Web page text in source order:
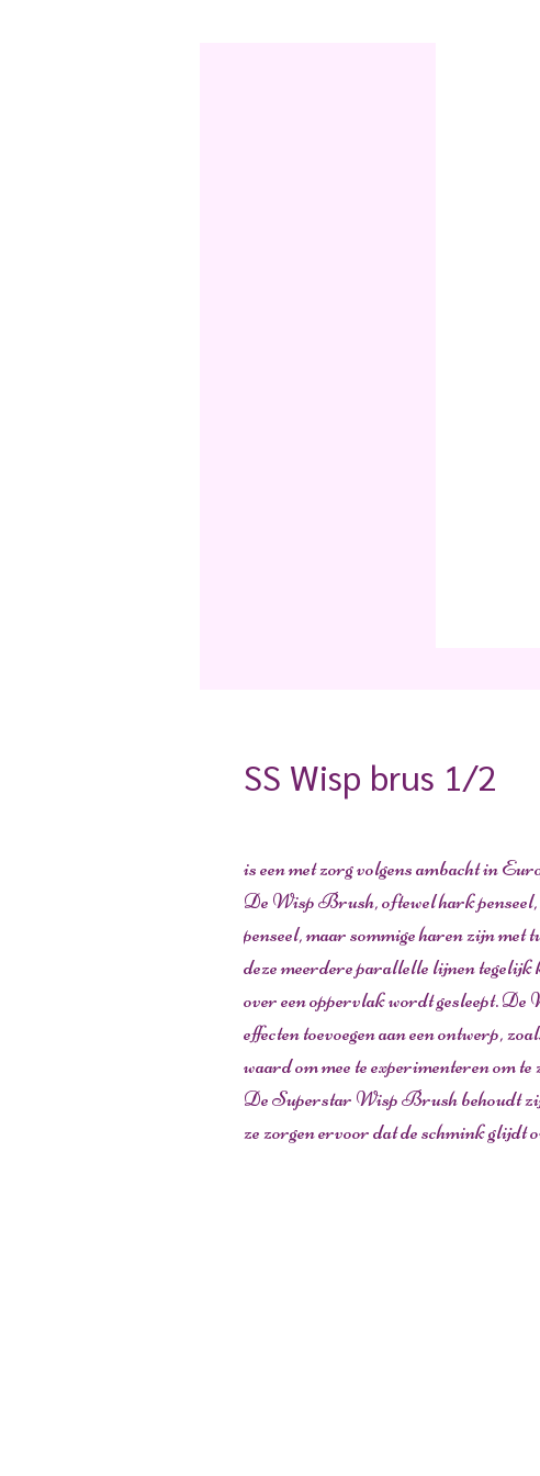
SS Wisp brus 1/2
is een met zorg volgens ambacht in
De Wisp Brush, oftewel hark penseel,
penseel, maar sommige haren zijn
deze meerdere parallelle lijnen tegelijk
over een oppervlak wordt gesleept.
effecten toevoegen aan een ontwerp,
waard om mee te experimenteren om
De Superstar Wisp Brush behoudt
ze zorgen ervoor dat de schmink glijdt